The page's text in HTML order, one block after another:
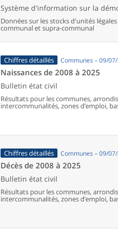
Système d'information sur la
Données sur les stocks d'unités
communal et supra-communal
Chiffres détaillés Communes – 09/
Naissances de 2008 à 2025
Bulletin état civil
Résultats pour les communes,
intercommunalités, zones d’emploi,
France (y compris Mayotte à partir de
Chiffres détaillés Communes – 09/
Décès de 2008 à 2025
Bulletin état civil
Résultats pour les communes,
intercommunalités, zones d’emploi,